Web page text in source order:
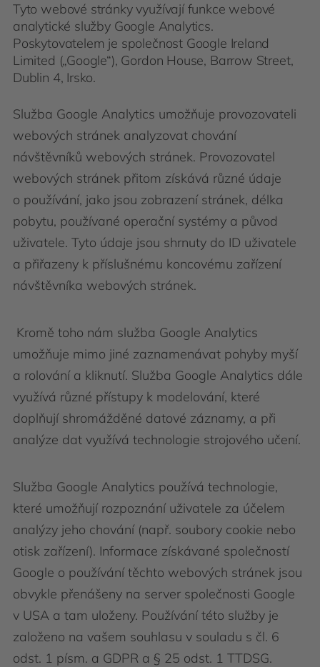
Tyto webové stránky využívají funkce webové
analytické služby Google Analytics.
Poskytovatelem je společnost Google Ireland
Limited („Google“), Gordon House, Barrow Street,
Dublin 4, Irsko.
Služba Google Analytics umožňuje provozovateli
webových stránek analyzovat chování
návštěvníků webových stránek. Provozovatel
webových stránek přitom získává různé údaje
o používání, jako jsou zobrazení stránek, délka
pobytu, používané operační systémy a původ
uživatele. Tyto údaje jsou shrnuty do ID uživatele
a přiřazeny k příslušnému koncovému zařízení
návštěvníka webových stránek.
Kromě toho nám služba Google Analytics
umožňuje mimo jiné zaznamenávat pohyby myší
a rolování a kliknutí. Služba Google Analytics dále
využívá různé přístupy k modelování, které
doplňují shromážděné datové záznamy, a při
analýze dat využívá technologie strojového učení.
Služba Google Analytics používá technologie,
které umožňují rozpoznání uživatele za účelem
analýzy jeho chování (např. soubory cookie nebo
otisk zařízení). Informace získávané společností
Google o používání těchto webových stránek jsou
obvykle přenášeny na server společnosti Google
v USA a tam uloženy. Používání této služby je
založeno na vašem souhlasu v souladu s čl. 6
odst. 1 písm. a GDPR a § 25 odst. 1 TTDSG.